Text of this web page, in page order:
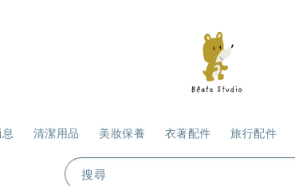
搜尋
清潔用品 美妝保養 衣著配件 旅行配件